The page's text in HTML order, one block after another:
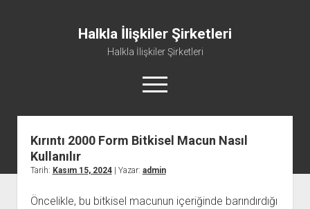
Halkla İlişkiler Şirketleri
Halkla İlişkiler Şirketleri
menüyü
aç
Kırıntı 2000 Form Bitkisel Macun Nasıl
Kullanılır
Tarih: Kasım 15, 2024| Yazar: admin
Öncelikle, bu bitkisel macunun içeriğinde barındırdığı